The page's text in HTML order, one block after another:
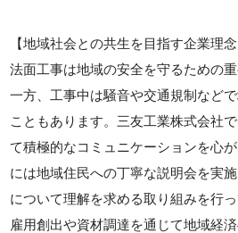
【地域社会との共生を目指す企業理念
法面工事は地域の安全を守るための
一方、工事中は騒音や交通規制など
こともあります。三友工業株式会社
て積極的なコミュニケーションを心
には地域住民への丁寧な説明会を実
について理解を求める取り組みを行
雇用創出や資材調達を通じて地域経